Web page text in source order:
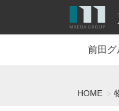
前田グ
HOME